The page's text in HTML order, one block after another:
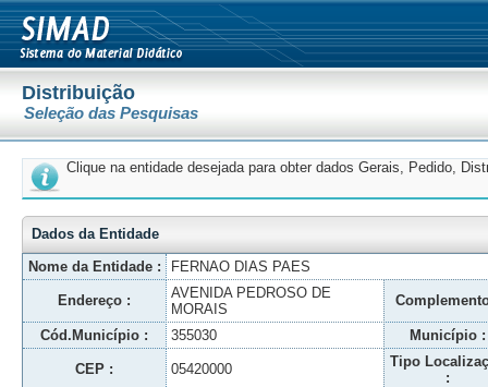
Distribuição
Seleção das Pesquisas
Clique na entidade desejada para obter dados Gerais, Pedido,
Dados da Entidade
Nome da Entidade :
FERNAO DIAS PAES
Endereço :
AVENIDA PEDROSO DE
MORAIS
Cód.Município : 355030 Município :
CEP : 05420000
Tipo
: